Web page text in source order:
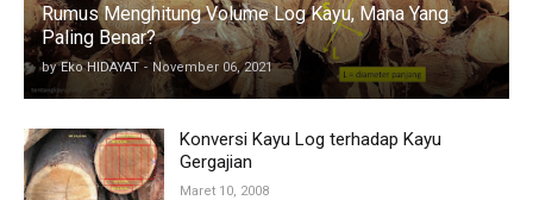
Rumus Menghitung Volume Log Kayu, Mana Yang
Paling Benar?
by Eko HIDAYAT - November 06, 2021
Konversi Kayu Log terhadap Kayu
Gergajian
Maret 10, 2008